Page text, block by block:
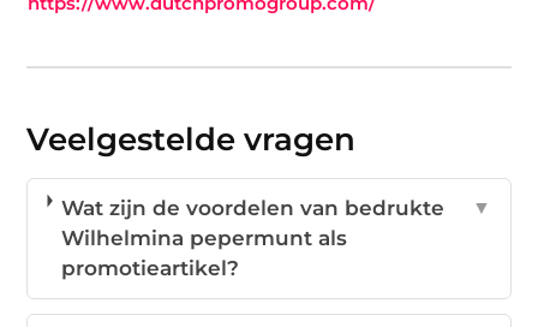
Veelgestelde vragen
Wat zijn de voordelen van bedrukte
Wilhelmina pepermunt als
promotieartikel?
▼